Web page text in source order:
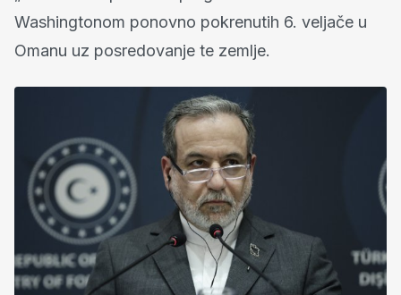
Washingtonom ponovno pokrenutih 6. veljače u
Omanu uz posredovanje te zemlje.